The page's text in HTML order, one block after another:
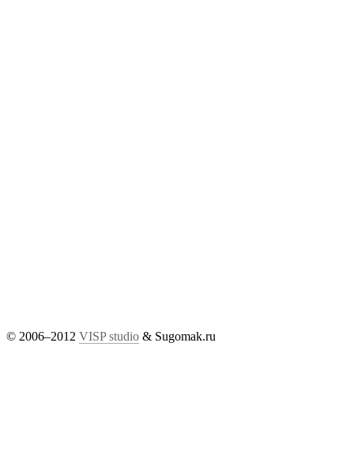
© 2006–2012 VISP studio & Sugomak.ru